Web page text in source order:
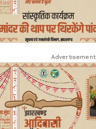
Advertisement